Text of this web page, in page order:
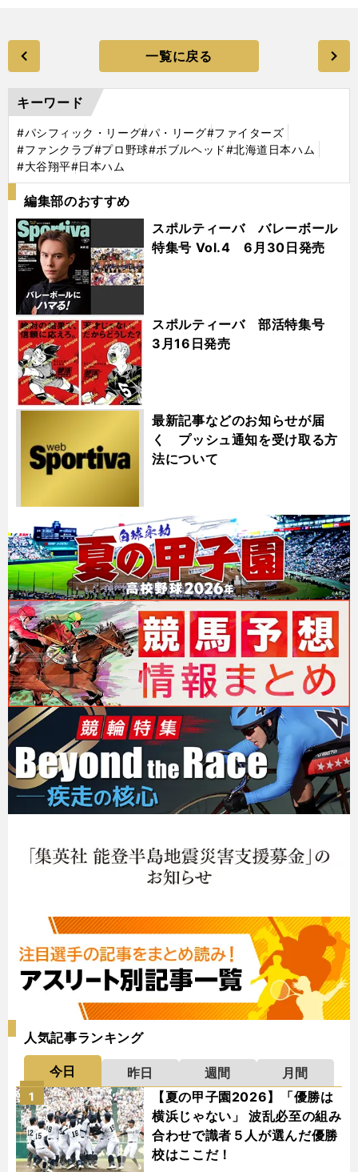
一覧に戻る
キーワード
#パシフィック・リーグ#パ・リーグ#ファイターズ
#ファンクラブ#プロ野球#ボブルヘッド#北海道日本ハム
#大谷翔平#日本ハム
編集部のおすすめ
スポルティーバ バレーボール
特集号 Vol.4 6月30日発売
スポルティーバ 部活特集号
3月16日発売
最新記事などのお知らせが届
く プッシュ通知を受け取る方
法について
人気記事ランキング
今日 昨日 週間
月間
【夏の甲子園2026】「優勝は
横浜じゃない」 波乱必至の組み
合わせで識者５人が選んだ優勝
校はここだ！
1